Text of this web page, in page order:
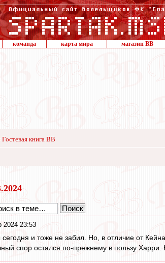
команда карта мира магазин ВВ
Гостевая книга ВВ
2024 23:53
и тоже не забил. Но, в отличие от
спор остался по-прежнему в пользу